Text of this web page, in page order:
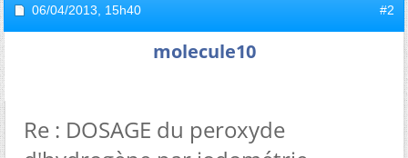
06/04/2013, 15h40 #2
molecule10
Re : DOSAGE du peroxyde